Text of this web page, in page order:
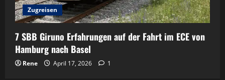
Zugreisen
7 SBB Giruno Erfahrungen auf der Fahrt im ECE von
Hamburg nach Basel
Rene April 17, 2026 1